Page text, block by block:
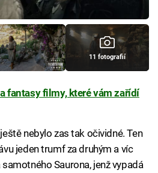
11 fotografií
fantasy filmy, které vám zařídí
nebylo zas tak očividné. Ten
jeden trumf za druhým a víc
Saurona, jenž vypadá